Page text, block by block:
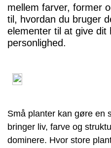
mellem farver, former
til, hvordan du bruger
elementer til at give dit
personlighed.
Små planter kan gøre en
bringer liv, farve og
dominere. Hvor store